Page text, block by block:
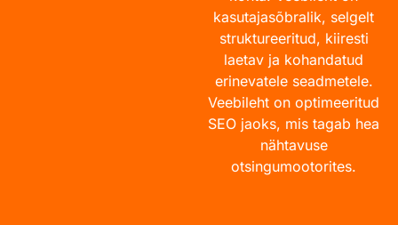
kasutajasõbralik, selgelt
struktureeritud, kiiresti
laetav ja kohandatud
erinevatele seadmetele.
Veebileht on optimeeritud
SEO jaoks, mis tagab hea
nähtavuse
otsingumootorites.